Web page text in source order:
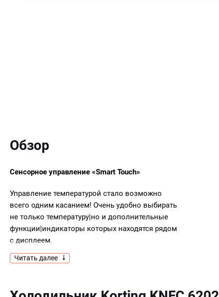
Обзор
Сенсорное управление «Smart Touch»
Управление температурой стало возможно
всего одним касанием! Очень удобно выбирать
не только температуру|но и дополнительные
функции|индикаторы которых находятся рядом
с дисплеем.
Система авторазморозки «No Frost»
необходимости постоянно размораживать
Читать далее